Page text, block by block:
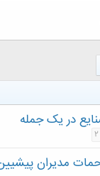
در یک جمله
2
مدیران